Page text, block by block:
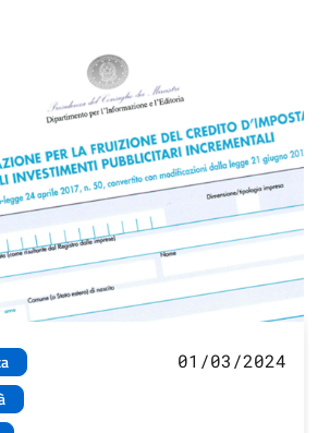
01/03/2024